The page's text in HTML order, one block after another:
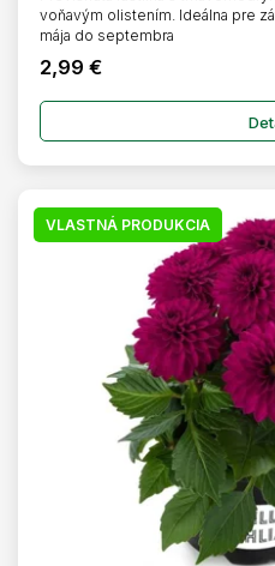
2,99 €
voňavým olistením. Ideálna pre
mája do septembra
VLASTNÁ PRODUKCIA